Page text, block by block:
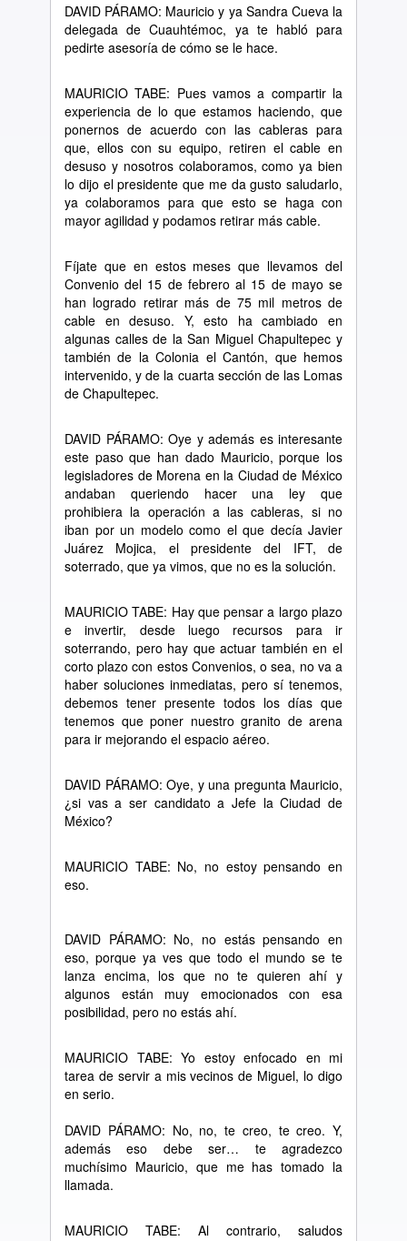
DAVID PÁRAMO: Mauricio y ya Sandra Cueva la
delegada de Cuauhtémoc, ya te habló para
pedirte asesoría de cómo se le hace.
MAURICIO TABE: Pues vamos a compartir la
experiencia de lo que estamos haciendo, que
ponernos de acuerdo con las cableras para
que, ellos con su equipo, retiren el cable en
desuso y nosotros colaboramos, como ya bien
lo dijo el presidente que me da gusto saludarlo,
ya colaboramos para que esto se haga con
mayor agilidad y podamos retirar más cable.
Fíjate que en estos meses que llevamos del
Convenio del 15 de febrero al 15 de mayo se
han logrado retirar más de 75 mil metros de
cable en desuso. Y, esto ha cambiado en
algunas calles de la San Miguel Chapultepec y
también de la Colonia el Cantón, que hemos
intervenido, y de la cuarta sección de las Lomas
de Chapultepec.
DAVID PÁRAMO: Oye y además es interesante
este paso que han dado Mauricio, porque los
legisladores de Morena en la Ciudad de México
andaban queriendo hacer una ley que
prohibiera la operación a las cableras, si no
iban por un modelo como el que decía Javier
Juárez Mojica, el presidente del IFT, de
soterrado, que ya vimos, que no es la solución.
MAURICIO TABE: Hay que pensar a largo plazo
e invertir, desde luego recursos para ir
soterrando, pero hay que actuar también en el
corto plazo con estos Convenios, o sea, no va a
haber soluciones inmediatas, pero sí tenemos,
debemos tener presente todos los días que
tenemos que poner nuestro granito de arena
para ir mejorando el espacio aéreo.
DAVID PÁRAMO: Oye, y una pregunta Mauricio,
¿si vas a ser candidato a Jefe la Ciudad de
México?
MAURICIO TABE: No, no estoy pensando en
eso.
DAVID PÁRAMO: No, no estás pensando en
eso, porque ya ves que todo el mundo se te
lanza encima, los que no te quieren ahí y
algunos están muy emocionados con esa
posibilidad, pero no estás ahí.
MAURICIO TABE: Yo estoy enfocado en mi
tarea de servir a mis vecinos de Miguel, lo digo
en serio.
DAVID PÁRAMO: No, no, te creo, te creo. Y,
además eso debe ser… te agradezco
muchísimo Mauricio, que me has tomado la
llamada.
MAURICIO TABE: Al contrario, saludos